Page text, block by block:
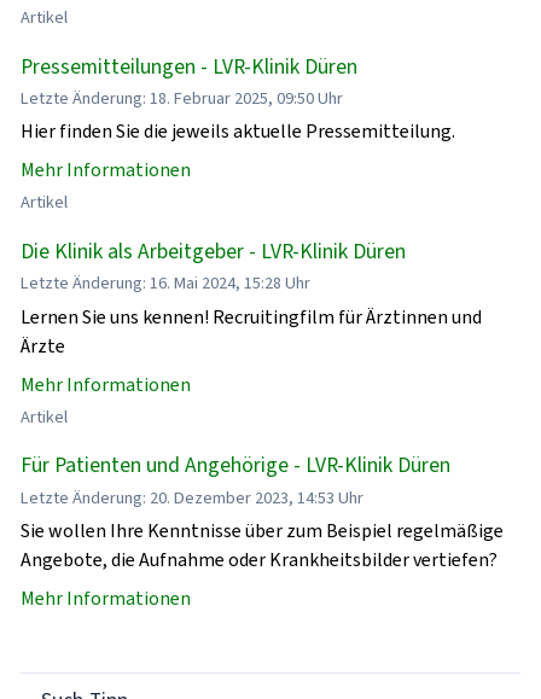
Artikel
Pressemitteilungen - LVR-Klinik Düren
Letzte Änderung: 18. Februar 2025, 09:50 Uhr
Hier finden Sie die jeweils aktuelle Pressemitteilung.
Mehr Informationen
Artikel
Die Klinik als Arbeitgeber - LVR-Klinik Düren
Letzte Änderung: 16. Mai 2024, 15:28 Uhr
Lernen Sie uns kennen! Recruitingfilm für Ärztinnen und
Ärzte
Mehr Informationen
Artikel
Für Patienten und Angehörige - LVR-Klinik Düren
Letzte Änderung: 20. Dezember 2023, 14:53 Uhr
Sie wollen Ihre Kenntnisse über zum Beispiel regelmäßige
Angebote, die Aufnahme oder Krankheitsbilder vertiefen?
Mehr Informationen